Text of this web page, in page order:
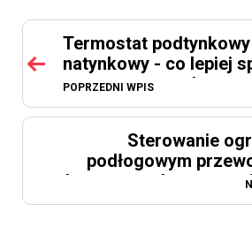
Termostat
natynkowy - co lepiej
w nowoczesnych
POPRZEDNI WPIS
Sterowanie
podłogowym
bezprzewodowe - co